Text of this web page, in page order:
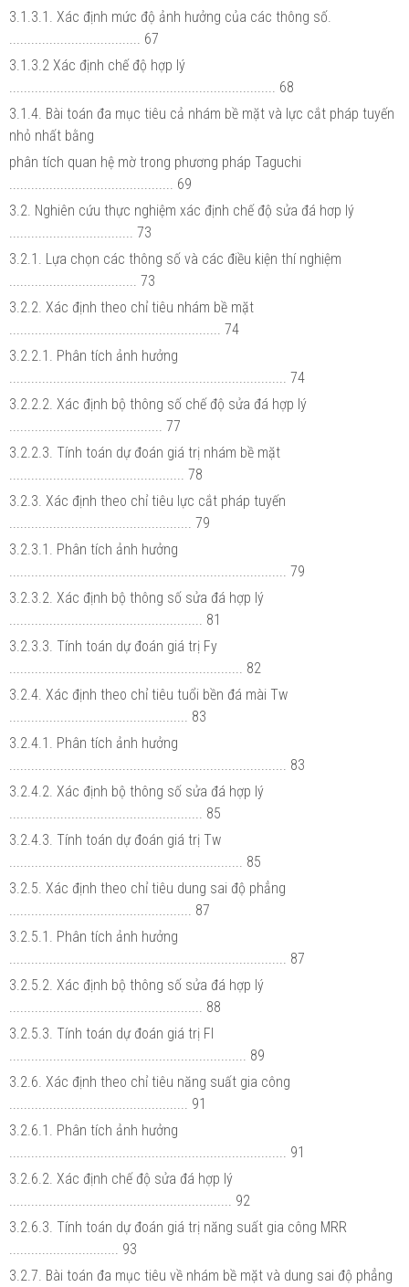
3.1.3.1. Xác định mức độ ảnh hưởng của các thông số.
.................................... 67
3.1.3.2 Xác định chế độ hợp lý
......................................................................... 68
3.1.4. Bài toán đa mục tiêu cả nhám bề mặt và lực cắt pháp tuyến
nhỏ nhất bằng
phân tích quan hệ mờ trong phương pháp Taguchi
............................................. 69
3.2. Nghiên cứu thực nghiệm xác định chế độ sửa đá hơp lý
.................................. 73
3.2.1. Lựa chọn các thông số và các điều kiện thí nghiệm
................................... 73
3.2.2. Xác định theo chỉ tiêu nhám bề mặt
.......................................................... 74
3.2.2.1. Phân tích ảnh hưởng
............................................................................ 74
3.2.2.2. Xác định bộ thông số chế độ sửa đá hợp lý
.......................................... 77
3.2.2.3. Tính toán dự đoán giá trị nhám bề mặt
................................................ 78
3.2.3. Xác định theo chỉ tiêu lực cắt pháp tuyến
.................................................. 79
3.2.3.1. Phân tích ảnh hưởng
............................................................................ 79
3.2.3.2. Xác định bộ thông số sửa đá hợp lý
..................................................... 81
3.2.3.3. Tính toán dự đoán giá trị Fy
................................................................ 82
3.2.4. Xác định theo chỉ tiêu tuổi bền đá mài Tw
................................................. 83
3.2.4.1. Phân tích ảnh hưởng
............................................................................ 83
3.2.4.2. Xác định bộ thông số sửa đá hợp lý
..................................................... 85
3.2.4.3. Tính toán dự đoán giá trị Tw
................................................................ 85
3.2.5. Xác định theo chỉ tiêu dung sai độ phẳng
.................................................. 87
3.2.5.1. Phân tích ảnh hưởng
............................................................................ 87
3.2.5.2. Xác định bộ thông số sửa đá hợp lý
..................................................... 88
3.2.5.3. Tính toán dự đoán giá trị Fl
................................................................. 89
3.2.6. Xác định theo chỉ tiêu năng suất gia công
................................................. 91
3.2.6.1. Phân tích ảnh hưởng
............................................................................ 91
3.2.6.2. Xác định chế độ sửa đá hợp lý
............................................................. 92
3.2.6.3. Tính toán dự đoán giá trị năng suất gia công MRR
.............................. 93
3.2.7. Bài toán đa mục tiêu về nhám bề mặt và dung sai độ phẳng